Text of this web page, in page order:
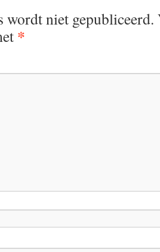
wordt niet gepubliceerd.
*